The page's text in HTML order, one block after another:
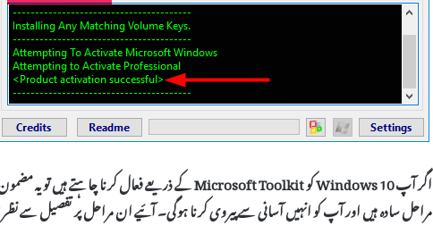
اگر آپ Windows 10 کو Microsoft Toolkitکے ذریعے فعال کرنا چاہتے ہیں تو یہ
مراحل سادہ ہیں اور آپ کو انہیں آسانی سے پیروی کرنا ہوگی۔ آئیے ان مراحل پر تفصیل سے